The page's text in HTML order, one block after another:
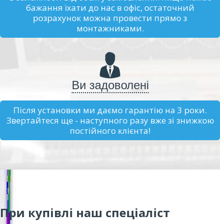
бажання їхати до нас в офіс, остаточний
розрахунок можна провести прямо з
монтажниками.
Ви задоволені
Після установки ми даємо гарантію на 3 роки.
Звертайтеся ще - наступного разу вже зі знижкою
постійного клієнта!
При купівлі наш спеціаліст